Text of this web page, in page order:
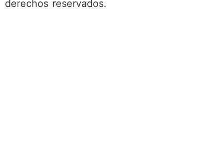
derechos reservados.